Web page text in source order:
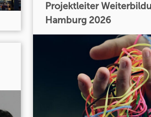
Projektleiter
Hamburg 2026